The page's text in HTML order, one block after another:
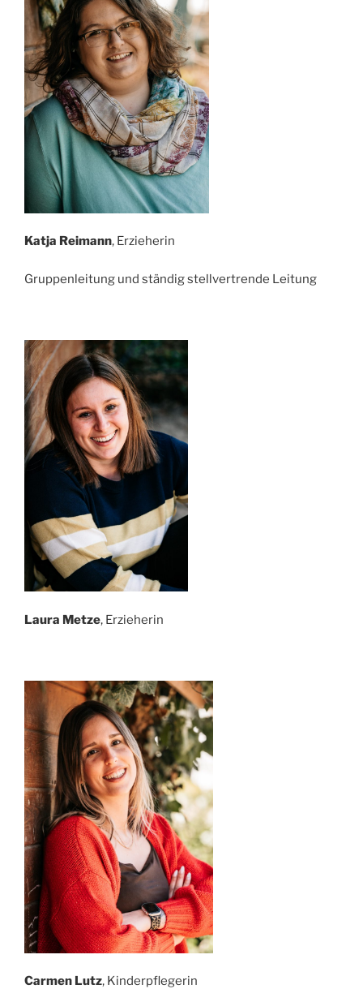
Katja Reimann, Erzieherin
Gruppenleitung und ständig stellvertrende Leitung
Laura Metze, Erzieherin
Carmen Lutz, Kinderpflegerin